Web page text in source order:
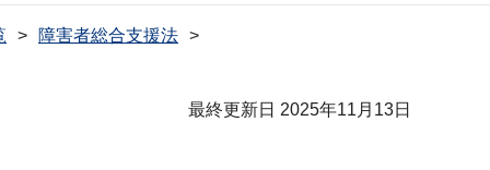
障害者総合支援法
最終更新日 2025年11月13日